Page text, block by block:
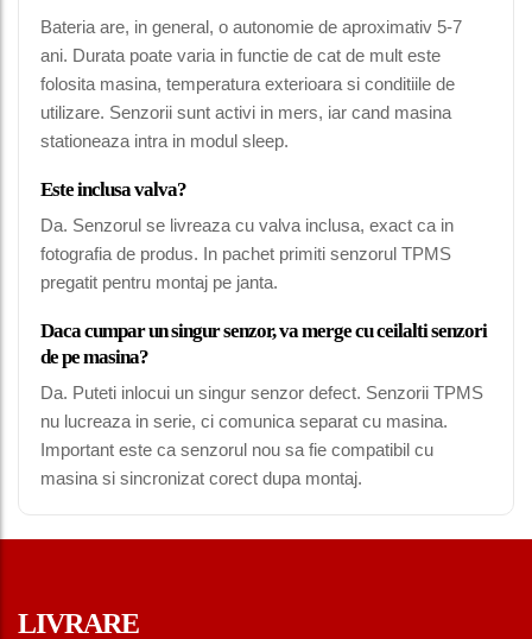
Bateria are, in general, o autonomie de aproximativ 5-7
ani. Durata poate varia in functie de cat de mult este
folosita masina, temperatura exterioara si conditiile de
utilizare. Senzorii sunt activi in mers, iar cand masina
stationeaza intra in modul sleep.
Este inclusa valva?
Da. Senzorul se livreaza cu valva inclusa, exact ca in
fotografia de produs. In pachet primiti senzorul TPMS
pregatit pentru montaj pe janta.
Daca cumpar un singur senzor, va merge cu ceilalti senzori
de pe masina?
Da. Puteti inlocui un singur senzor defect. Senzorii TPMS
nu lucreaza in serie, ci comunica separat cu masina.
Important este ca senzorul nou sa fie compatibil cu
masina si sincronizat corect dupa montaj.
LIVRARE